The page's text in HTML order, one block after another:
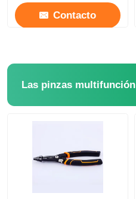
Las pinzas multifunción
Las tijeras combinadas
alicates que prensan
Contacto
Las pinzas multifunción